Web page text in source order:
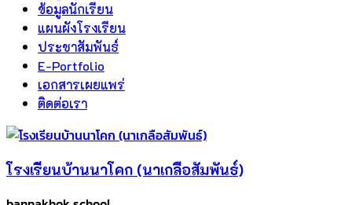
ข้อมูลนักเรียน
แผนผังโรงเรียน
ประชาสัมพันธ์
E-Portfolio
เอกสารเผยแพร่
ติดต่อเรา
โรงเรียนบ้านนาโคก (นาเกลือสัมพันธ์)